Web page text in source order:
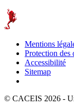
Mentions
Protection des
Accessibilité
Sitemap
© CACEIS 2026 -